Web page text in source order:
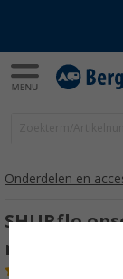
Onderdelen en
SHURflo
mm